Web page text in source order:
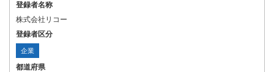
登録者名称
株式会社リコー
登録者区分
企業
都道府県